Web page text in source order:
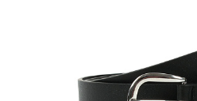
Другие варианты товара